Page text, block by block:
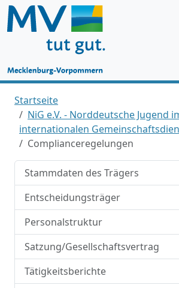
Startseite
NiG e.V. - Norddeutsche Jugend
internationalen
Complianceregelungen
Stammdaten des Trägers
Entscheidungsträger
Personalstruktur
Satzung/Gesellschaftsvertrag
Tätigkeitsberichte